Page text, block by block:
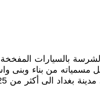
بالسيارات المفخخة
من بناء وبنى